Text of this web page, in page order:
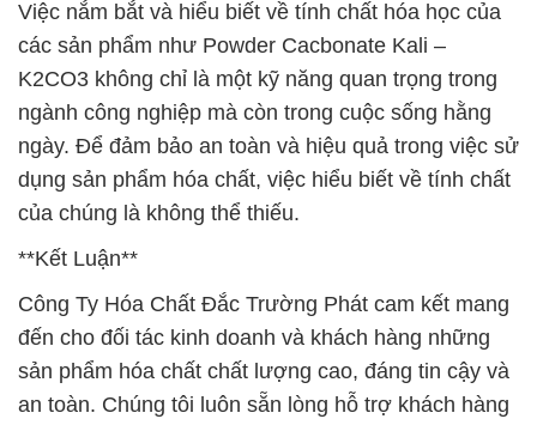
Việc nắm bắt và hiểu biết về tính chất hóa học của
các sản phẩm như Powder Cacbonate Kali –
K2CO3 không chỉ là một kỹ năng quan trọng trong
ngành công nghiệp mà còn trong cuộc sống hằng
ngày. Để đảm bảo an toàn và hiệu quả trong việc sử
dụng sản phẩm hóa chất, việc hiểu biết về tính chất
của chúng là không thể thiếu.
**Kết Luận**
Công Ty Hóa Chất Đắc Trường Phát cam kết mang
đến cho đối tác kinh doanh và khách hàng những
sản phẩm hóa chất chất lượng cao, đáng tin cậy và
an toàn. Chúng tôi luôn sẵn lòng hỗ trợ khách hàng